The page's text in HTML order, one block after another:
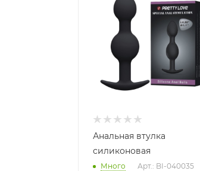
Анальная втулка
силиконовая
Много Арт.: BI-040035